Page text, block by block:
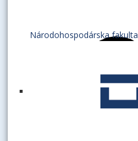
Národohospodárska fakulta